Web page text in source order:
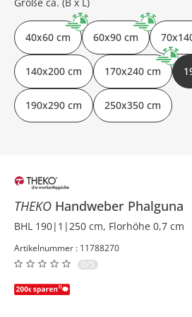
THEKO Handweber Phalguna
BHL 190|1|250 cm, Florhöhe 0,7 cm
Artikelnummer : 11788270
0/5
40x60 cm 60x90 cm
140x200 cm 170x240 cm
190x290 cm 250x350 cm